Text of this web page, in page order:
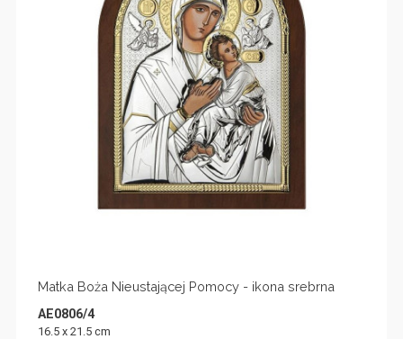
Matka Boża Nieustającej Pomocy - ikona srebrna
AE0806/4
16.5 x 21.5 cm